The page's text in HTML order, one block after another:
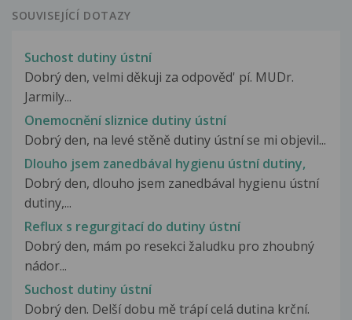
SOUVISEJÍCÍ DOTAZY
Suchost dutiny ústní
Dobrý den, velmi děkuji za odpověd' pí. MUDr.
Jarmily...
Onemocnění sliznice dutiny ústní
Dobrý den, na levé stěně dutiny ústní se mi objevil...
Dlouho jsem zanedbával hygienu ústní dutiny,
Dobrý den, dlouho jsem zanedbával hygienu ústní
dutiny,...
Reflux s regurgitací do dutiny ústní
Dobrý den, mám po resekci žaludku pro zhoubný
nádor...
Suchost dutiny ústní
Dobrý den. Delší dobu mě trápí celá dutina krční.